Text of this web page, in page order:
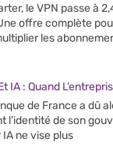
le VPN passe à
offre complète
les
IA : Quand
de France a dû
l’identité de son
ne vise plus